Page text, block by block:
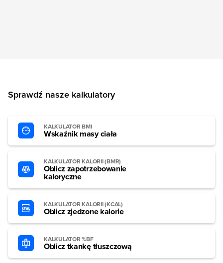
Sprawdź nasze kalkulatory
KALKULATOR BMI
Wskaźnik masy ciała
KALKULATOR KALORII (BMR)
Oblicz zapotrzebowanie
kaloryczne
KALKULATOR KALORII (KCAL)
Oblicz zjedzone kalorie
KALKULATOR %BF
Oblicz tkankę tłuszczową